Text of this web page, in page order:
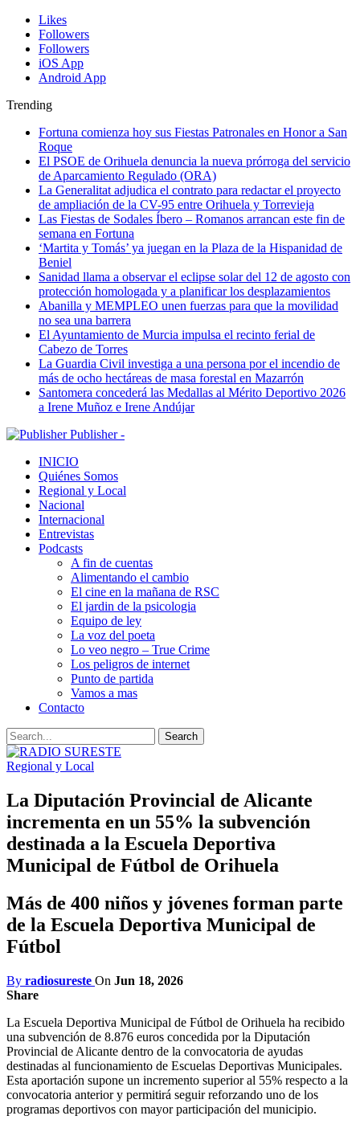
Likes
Followers
Followers
iOS App
Android App
Trending
Fortuna comienza hoy sus Fiestas Patronales en Honor a San
Roque
El PSOE de Orihuela denuncia la nueva prórroga del servicio
de Aparcamiento Regulado (ORA)
La Generalitat adjudica el contrato para redactar el proyecto
de ampliación de la CV-95 entre Orihuela y Torrevieja
Las Fiestas de Sodales Íbero – Romanos arrancan este fin de
semana en Fortuna
‘Martita y Tomás’ ya juegan en la Plaza de la Hispanidad de
Beniel
Sanidad llama a observar el eclipse solar del 12 de agosto con
protección homologada y a planificar los desplazamientos
Abanilla y MEMPLEO unen fuerzas para que la movilidad
no sea una barrera
El Ayuntamiento de Murcia impulsa el recinto ferial de
Cabezo de Torres
La Guardia Civil investiga a una persona por el incendio de
más de ocho hectáreas de masa forestal en Mazarrón
Santomera concederá las Medallas al Mérito Deportivo 2026
a Irene Muñoz e Irene Andújar
Publisher -
INICIO
Quiénes Somos
Regional y Local
Nacional
Internacional
Entrevistas
Podcasts
A fin de cuentas
Alimentando el cambio
El cine en la mañana de RSC
El jardin de la psicologia
Equipo de ley
La voz del poeta
Lo veo negro – True Crime
Los peligros de internet
Punto de partida
Vamos a mas
Contacto
Regional y Local
La Diputación Provincial de Alicante
incrementa en un 55% la subvención
destinada a la Escuela Deportiva
Municipal de Fútbol de Orihuela
Más de 400 niños y jóvenes forman parte
de la Escuela Deportiva Municipal de
Fútbol
By radiosureste On Jun 18, 2026
Share
La Escuela Deportiva Municipal de Fútbol de Orihuela ha recibido
una subvención de 8.876 euros concedida por la Diputación
Provincial de Alicante dentro de la convocatoria de ayudas
destinadas al funcionamiento de Escuelas Deportivas Municipales.
Esta aportación supone un incremento superior al 55% respecto a la
convocatoria anterior y permitirá seguir reforzando uno de los
programas deportivos con mayor participación del municipio.